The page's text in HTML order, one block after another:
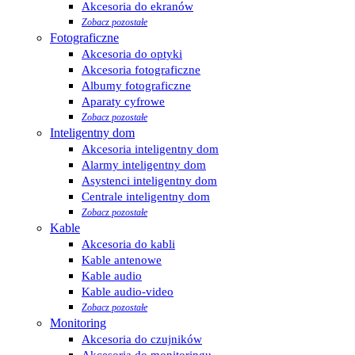
Akcesoria do ekranów
Zobacz pozostałe
Fotograficzne
Akcesoria do optyki
Akcesoria fotograficzne
Albumy fotograficzne
Aparaty cyfrowe
Zobacz pozostałe
Inteligentny dom
Akcesoria inteligentny dom
Alarmy inteligentny dom
Asystenci inteligentny dom
Centrale inteligentny dom
Zobacz pozostałe
Kable
Akcesoria do kabli
Kable antenowe
Kable audio
Kable audio-video
Zobacz pozostałe
Monitoring
Akcesoria do czujników